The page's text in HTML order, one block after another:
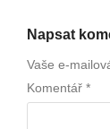
Napsat
Vaše e-
Komentář *